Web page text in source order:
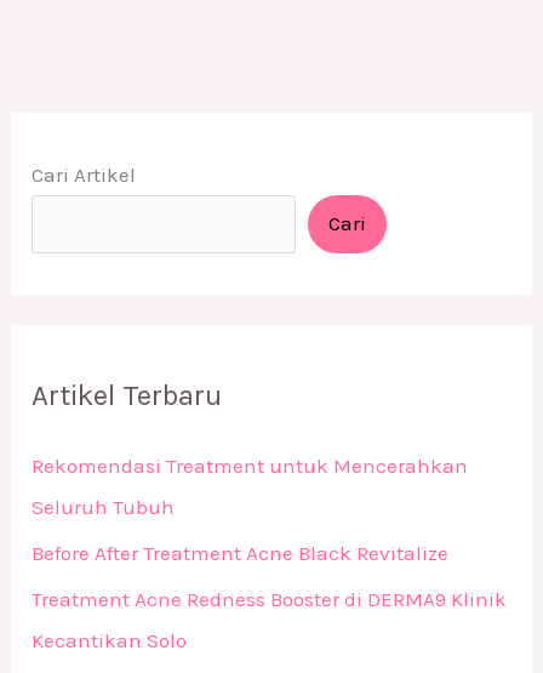
Cari Artikel
Cari
Artikel Terbaru
Rekomendasi Treatment untuk Mencerahkan
Seluruh Tubuh
Before After Treatment Acne Black Revitalize
Treatment Acne Redness Booster di DERMA9 Klinik
Kecantikan Solo